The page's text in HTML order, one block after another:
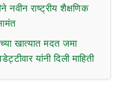
नवीन राष्ट्रीय शैक्षणिक
खात्यात मदत जमा
यांनी दिली माहिती